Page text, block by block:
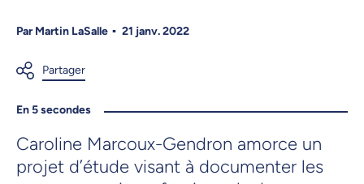
ParMartin LaSalle 21 janv. 2022
En 5 secondes
Caroline Marcoux-Gendron amorce un
projet d’étude visant à documenter les